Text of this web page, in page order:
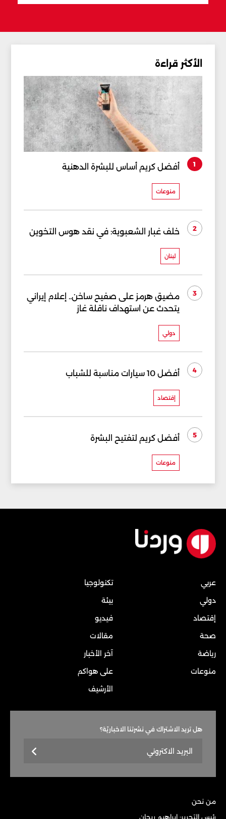
الأكثر قراءة
1 أفضل كريم أساس للبشرة الدهنية
منوعات
2 خلف غبار الشعبوية: في نقد هوس التخوين
لبنان
3
مضيق هرمز على صفيح ساخن.. إعلام إيراني
يتحدث عن استهداف ناقلة غاز
دولي
4 أفضل 10 سيارات مناسبة للشباب
إقتصاد
5 أفضل كريم لتفتيح البشرة
منوعات
عربي
دولي
إقتصاد
صحة
رياضة
منوعات
تكنولوجيا
بيئة
فيديو
مقالات
آخر الأخبار
على هواكم
الأرشيف
هل تريد الاشتراك في نشرتنا الاخباريّة؟
من نحن
رئيس التحرير: إبراهيم ريحان